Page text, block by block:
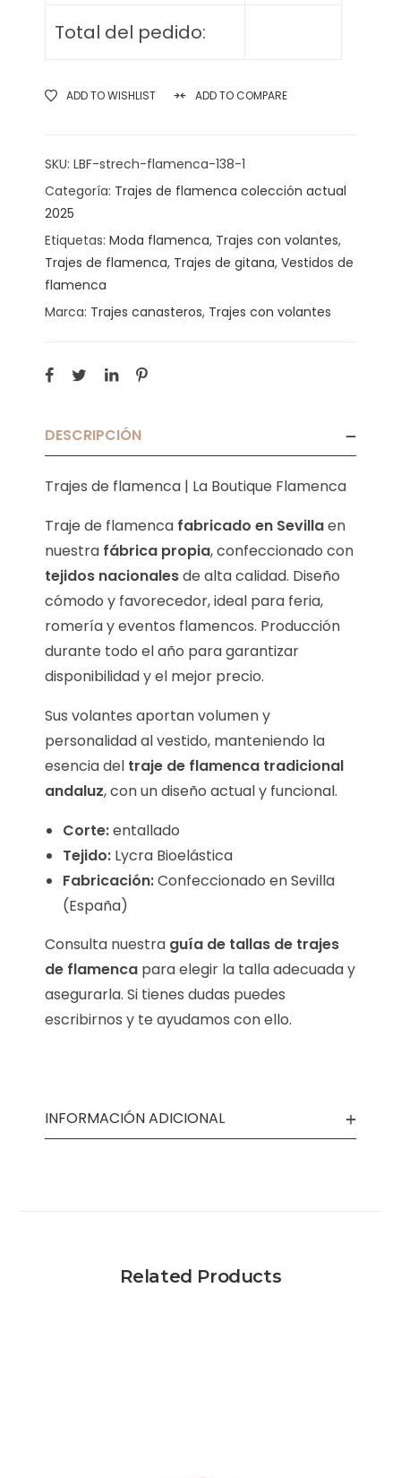
Total del pedido:
ADD TO WISHLIST ADD TO COMPARE
SKU: LBF-strech-flamenca-138-1
Categoría: Trajes de flamenca colección actual
2025
Etiquetas: Moda flamenca, Trajes con volantes,
Trajes de flamenca, Trajes de gitana, Vestidos de
flamenca
Marca: Trajes canasteros, Trajes con volantes
DESCRIPCIÓN
Trajes de flamenca | La Boutique Flamenca
Traje de flamenca fabricado en Sevillaen
nuestra fábrica propia, confeccionado con
tejidos nacionalesde alta calidad. Diseño
cómodo y favorecedor, ideal para feria,
romería y eventos flamencos. Producción
durante todo el año para garantizar
disponibilidad y el mejor precio.
Sus volantes aportan volumen y
personalidad al vestido, manteniendo la
esencia del traje de flamenca tradicional
andaluz, con un diseño actual y funcional.
Corte:entallado
Tejido: Lycra Bioelástica
Fabricación:Confeccionado en Sevilla
(España)
Consulta nuestra guía de tallas de trajes
de flamenca para elegir la talla adecuada y
asegurarla. Si tienes dudas puedes
escribirnos y te ayudamos con ello.
INFORMACIÓN ADICIONAL
Related Products